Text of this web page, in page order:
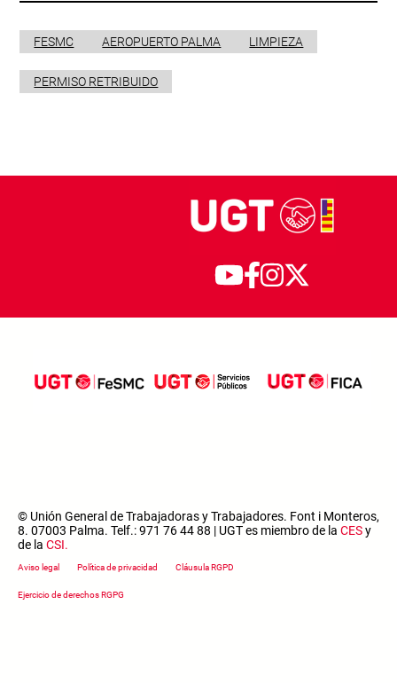
FESMC AEROPUERTO PALMA LIMPIEZA
PERMISO RETRIBUIDO
© Unión General de Trabajadoras y Trabajadores. Font i Monteros,
8. 07003 Palma. Telf.: 971 76 44 88 | UGT es miembro de la CESy
de la CSI.
Footer menu
Aviso legal Política de privacidad Cláusula RGPD
Ejercicio de derechos RGPG